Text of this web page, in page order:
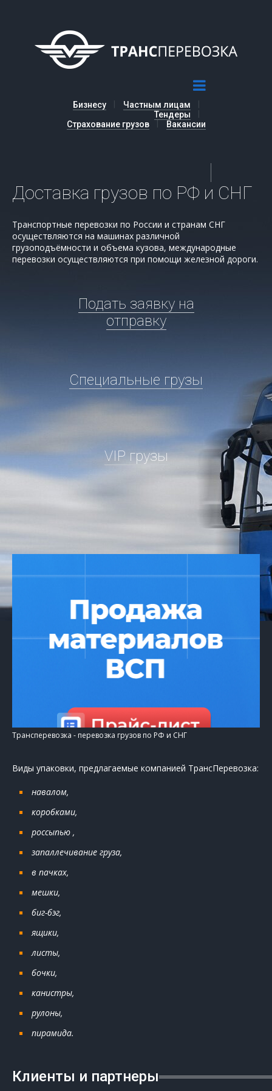
Доставка грузов по РФ и СНГ
Транспортные перевозки по России и странам СНГ
осуществляются на машинах различной
грузоподъёмности и объема кузова, международные
перевозки осуществляются при помощи железной дороги.
Бизнесу
Частным лицам
Тендеры
Страхование грузов
Вакансии
Подать заявку на
отправку
Специальные грузы
VIP грузы
Трансперевозка - перевозка грузов по РФ и СНГ
Виды упаковки, предлагаемые компанией ТрансПеревозка:
навалом,
коробками,
россыпью ,
запаллечивание груза,
в пачках,
мешки,
биг-бэг,
ящики,
листы,
бочки,
канистры,
рулоны,
пирамида.
Клиенты и партнеры